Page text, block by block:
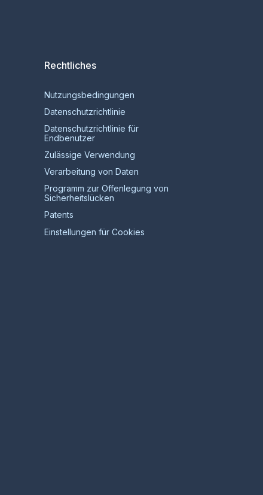
Rechtliches
Nutzungsbedingungen
Datenschutzrichtlinie
Datenschutzrichtlinie für
Endbenutzer
Zulässige Verwendung
Verarbeitung von Daten
Programm zur Offenlegung von
Sicherheitslücken
Patents
Einstellungen für Cookies